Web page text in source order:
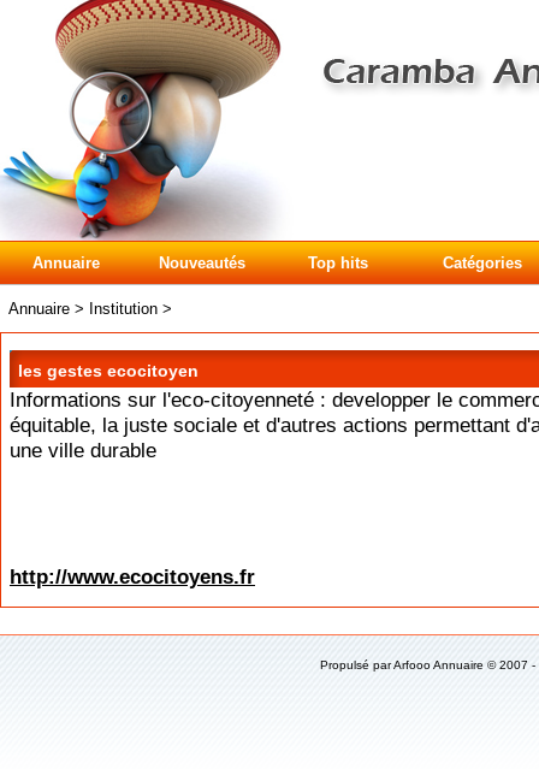
Annuaire Nouveautés Top hits Catégories
Annuaire > Institution >
les gestes ecocitoyen
Informations sur l'eco-citoyenneté : developper le
équitable, la juste sociale et d'autres actions permettant
une ville durable
http://www.ecocitoyens.fr
Propulsé parArfooo Annuaire © 2007